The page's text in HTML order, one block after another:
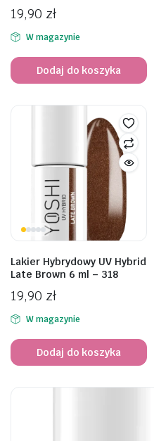
19,90 zł
W magazynie
Dodaj do koszyka
Lakier Hybrydowy UV Hybrid
Late Brown 6 ml – 318
19,90 zł
W magazynie
Dodaj do koszyka